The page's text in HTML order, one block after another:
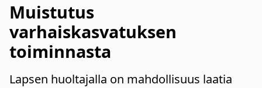
Kulttuuri, vapaa-aika ja nuoret
Muistutus
varhaiskasvatuksen
toiminnasta
Lapsen huoltajalla on mahdollisuus laatia